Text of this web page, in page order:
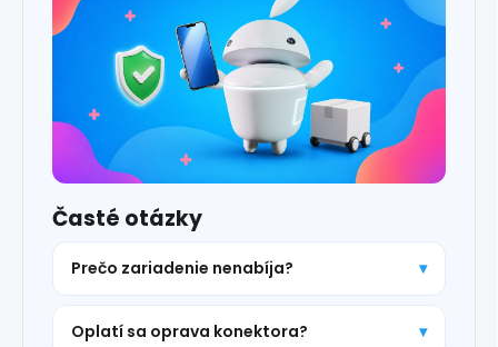
Časté otázky
Prečo zariadenie nenabíja?
Oplatí sa oprava konektora?